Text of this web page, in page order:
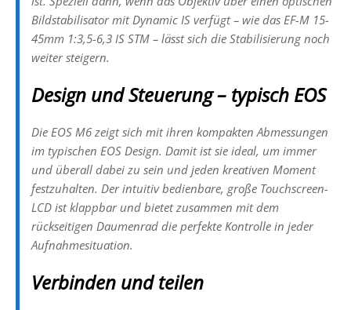
Bildstabilisator mit Dynamic IS verfügt – wie das EF-M 15-
45mm 1:3,5-6,3 IS STM – lässt sich die Stabilisierung noch
weiter steigern.
Design und Steuerung – typisch EOS
Die EOS M6 zeigt sich mit ihren kompakten Abmessungen
im typischen EOS Design. Damit ist sie ideal, um immer
und überall dabei zu sein und jeden kreativen Moment
festzuhalten. Der intuitiv bedienbare, große Touchscreen-
LCD ist klappbar und bietet zusammen mit dem
rückseitigen Daumenrad die perfekte Kontrolle in jeder
Aufnahmesituation.
Verbinden und teilen